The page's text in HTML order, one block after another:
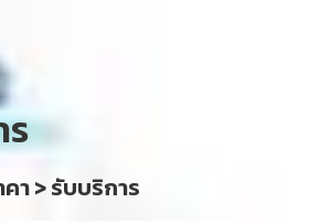
า > รับบริการ